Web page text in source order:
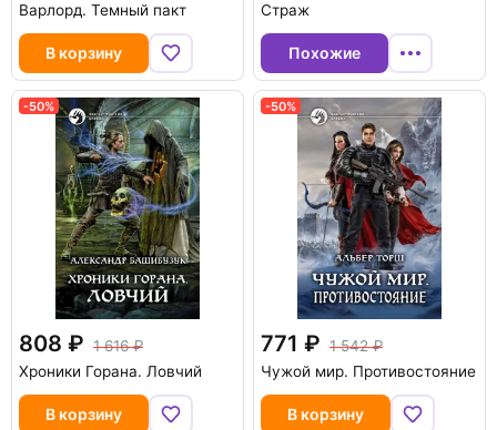
Варлорд. Темный пакт
В корзину
Страж
Похожие
-50%
808
1 616
Хроники Горана. Ловчий
В корзину
-50%
771
1 542
Чужой мир. Противостояние
В корзину